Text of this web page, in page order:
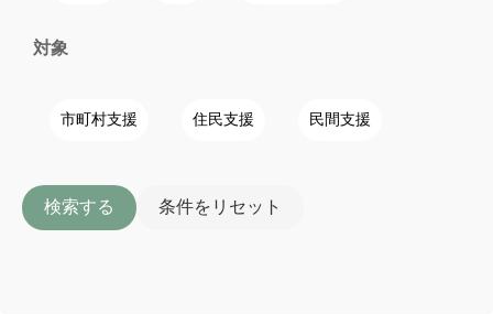
対象
市町村支援 住民支援 民間支援
検索する 条件をリセット